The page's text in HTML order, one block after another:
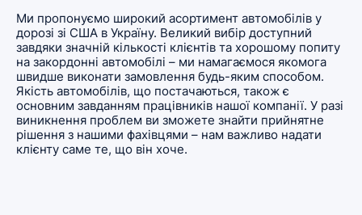
Ми пропонуємо широкий асортимент автомобілів у
дорозі зі США в Україну. Великий вибір доступний
завдяки значній кількості клієнтів та хорошому попиту
на закордонні автомобілі – ми намагаємося якомога
швидше виконати замовлення будь-яким способом.
Якість автомобілів, що постачаються, також є
основним завданням працівників нашої компанії. У разі
виникнення проблем ви зможете знайти прийнятне
рішення з нашими фахівцями – нам важливо надати
клієнту саме те, що він хоче.